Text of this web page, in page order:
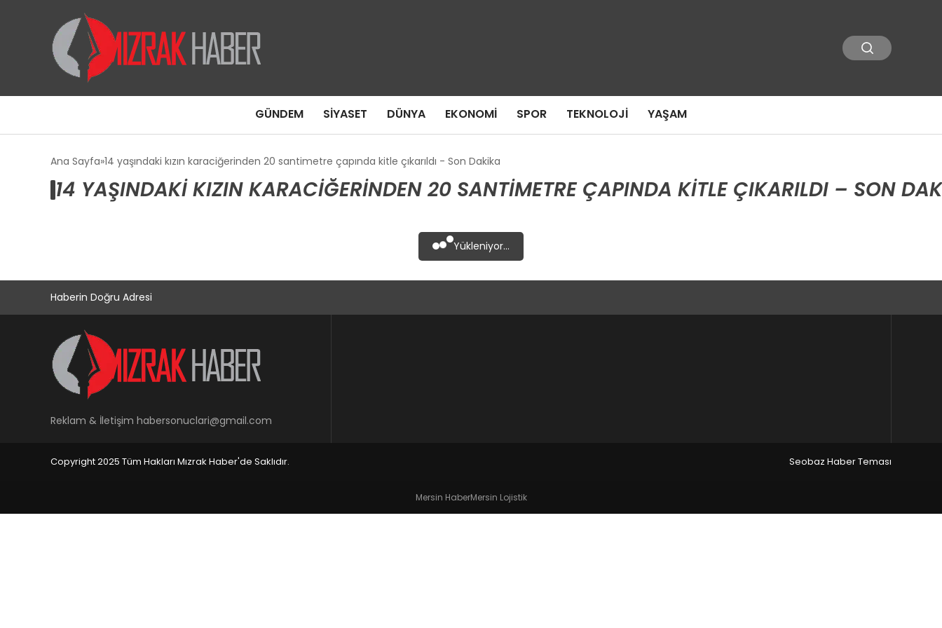
GÜNDEM SIYASET DÜNYA EKONOMI SPOR TEKNOLOJI YAŞAM
Ana Sayfa 14 yaşındaki kızın karaciğerinden 20 santimetre çapında kitle çıkarıldı - Son Dakika
14 YAŞINDAKI KIZIN KARACIĞERINDEN 20 SANTIMETRE ÇAPINDA KITLE ÇIKARILDI – SON
Yükleniyor...
Haberin Doğru Adresi
Reklam & İletişim habersonuclari@gmail.com
Copyright 2025 Tüm Hakları Mızrak Haber'de Saklıdır. Seobaz Haber Teması
Mersin HaberMersin Lojistik